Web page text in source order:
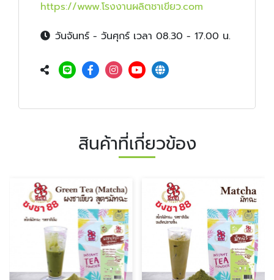
https://www.โรงงานผลิตชาเขียว.com
วันจันทร์ - วันศุกร์ เวลา 08.30 - 17.00 น.
สินค้าที่เกี่ยวข้อง